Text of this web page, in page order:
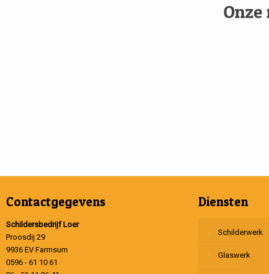
Contactgegevens
Schildersbedrijf Loer
Proosdij 29
9936 EV Farmsum
0596 - 61 10 61
Diensten
Schilderwerk
Glaswerk